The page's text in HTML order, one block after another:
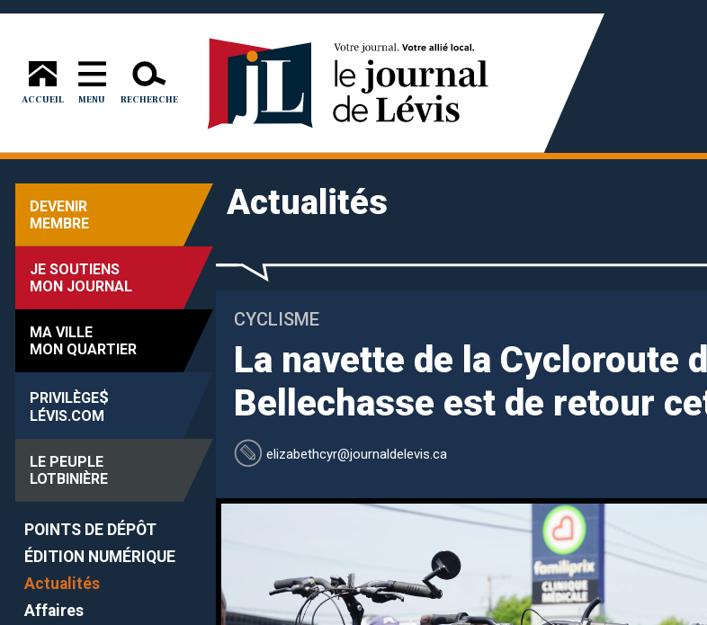
ACCUEIL MENU RECHERCHE
DEVENIR
MEMBRE
JE SOUTIENS
MON JOURNAL
MA VILLE
MON QUARTIER
PRIVILÈGE$
LÉVIS.COM
LE PEUPLE
LOTBINIÈRE
POINTS DE DÉPÔT
ÉDITION NUMÉRIQUE
Actualités
Affaires
Actualités
CYCLISME
La navette de la Cycloroute
Bellechasse est de retour
elizabethcyr@journaldelevis.ca